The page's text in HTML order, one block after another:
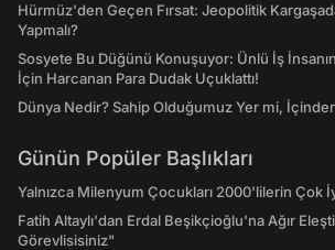
Hürmüz'den Geçen Fırsat: Jeopolitik
Yapmalı?
Sosyete Bu Düğünü Konuşuyor: Ünlü İş
İçin Harcanan Para Dudak Uçuklattı!
Dünya Nedir? Sahip Olduğumuz Yer mi,
Günün Popüler Başlıkları
Yalnızca Milenyum Çocukları 2000'lilerin Çok
Fatih Altaylı'dan Erdal Beşikçioğlu'na Ağır
Görevlisisiniz"